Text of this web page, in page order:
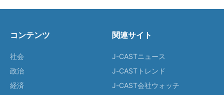
コンテンツ
社会
政治
経済
関連サイト
J-CASTニュース
J-CASTトレンド
J-CAST会社ウォッチ